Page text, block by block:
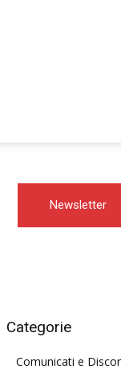
Newsletter
Categorie
Comunicati e